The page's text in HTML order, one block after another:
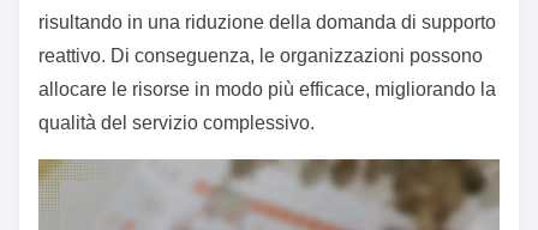
risultando in una riduzione della domanda di supporto
reattivo. Di conseguenza, le organizzazioni possono
allocare le risorse in modo più efficace, migliorando la
qualità del servizio complessivo.